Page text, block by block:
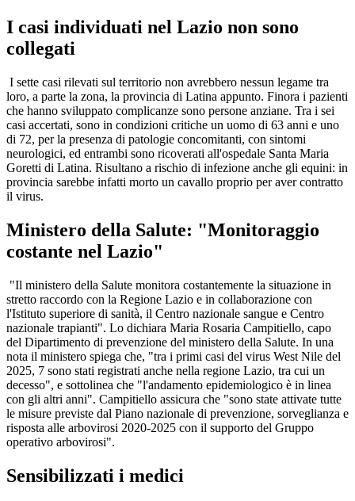
I casi individuati nel Lazio non sono
collegati
I sette casi rilevati sul territorio non avrebbero nessun legame tra
loro, a parte la zona, la provincia di Latina appunto. Finora i pazienti
che hanno sviluppato complicanze sono persone anziane. Tra i sei
casi accertati, sono in condizioni critiche un uomo di 63 anni e uno
di 72, per la presenza di patologie concomitanti, con sintomi
neurologici, ed entrambi sono ricoverati all'ospedale Santa Maria
Goretti di Latina. Risultano a rischio di infezione anche gli equini: in
provincia sarebbe infatti morto un cavallo proprio per aver contratto
il virus.
Ministero della Salute: "Monitoraggio
costante nel Lazio"
"Il ministero della Salute monitora costantemente la situazione in
stretto raccordo con la Regione Lazio e in collaborazione con
l'Istituto superiore di sanità, il Centro nazionale sangue e Centro
nazionale trapianti". Lo dichiara Maria Rosaria Campitiello, capo
del Dipartimento di prevenzione del ministero della Salute. In una
nota il ministero spiega che, "tra i primi casi del virus West Nile del
2025, 7 sono stati registrati anche nella regione Lazio, tra cui un
decesso", e sottolinea che "l'andamento epidemiologico è in linea
con gli altri anni". Campitiello assicura che "sono state attivate tutte
le misure previste dal Piano nazionale di prevenzione, sorveglianza e
risposta alle arbovirosi 2020-2025 con il supporto del Gruppo
operativo arbovirosi".
Sensibilizzati i medici